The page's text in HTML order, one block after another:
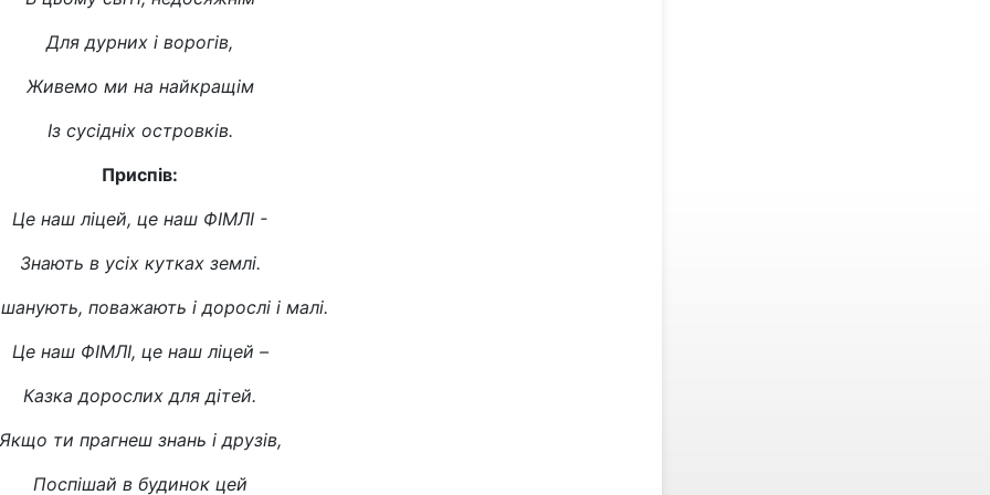
Для дурних і ворогів,
Живемо ми на найкращім
Із сусідніх островків.
Приспів:
Це наш ліцей, це наш ФІМЛІ -
Знають в усіх кутках землі.
поважають і дорослі і малі.
Це наш ФІМЛІ, це наш ліцей –
Казка дорослих для дітей.
ти прагнеш знань і друзів,
Поспішай в будинок цей